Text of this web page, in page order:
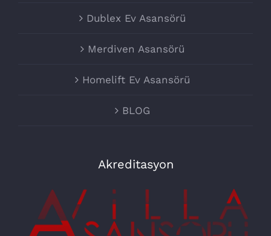
Dublex Ev Asansörü
Merdiven Asansörü
Homelift Ev Asansörü
BLOG
Akreditasyon